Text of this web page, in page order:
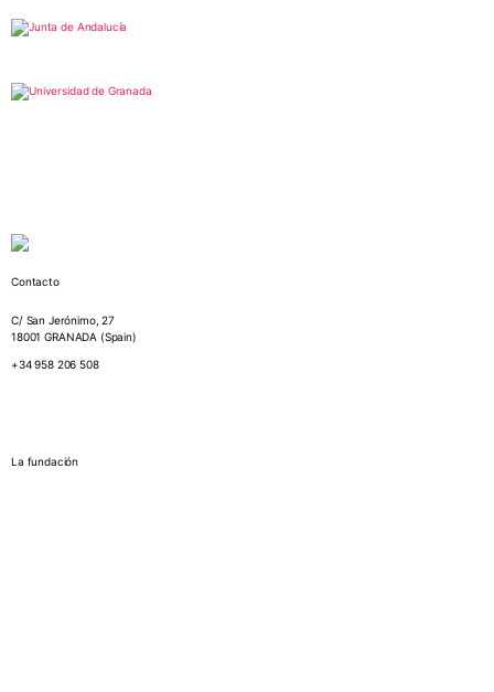
Contacto
C/ San Jerónimo, 27
18001 GRANADA (Spain)
+34 958 206 508
La fundación